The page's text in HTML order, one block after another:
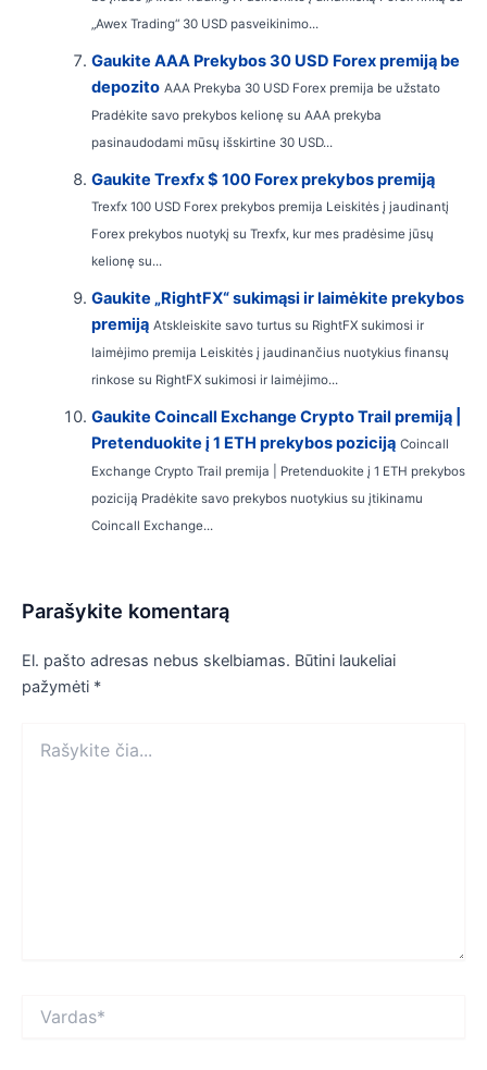
„Awex Trading“ 30 USD pasveikinimo...
Gaukite AAA Prekybos 30 USD Forex premiją be
depozito AAA Prekyba 30 USD Forex premija be užstato
Pradėkite savo prekybos kelionę su AAA prekyba
pasinaudodami mūsų išskirtine 30 USD...
Gaukite Trexfx $ 100 Forex prekybos premiją
Trexfx 100 USD Forex prekybos premija Leiskitės į jaudinantį
Forex prekybos nuotykį su Trexfx, kur mes pradėsime jūsų
kelionę su...
Gaukite „RightFX“ sukimąsi ir laimėkite prekybos
premiją Atskleiskite savo turtus su RightFX sukimosi ir
laimėjimo premija Leiskitės į jaudinančius nuotykius finansų
rinkose su RightFX sukimosi ir laimėjimo...
Gaukite Coincall Exchange Crypto Trail premiją |
Pretenduokite į 1 ETH prekybos poziciją Coincall
Exchange Crypto Trail premija | Pretenduokite į 1 ETH prekybos
poziciją Pradėkite savo prekybos nuotykius su įtikinamu
Coincall Exchange...
Parašykite komentarą
El. pašto adresas nebus skelbiamas. Būtini laukeliai
pažymėti *
čia...